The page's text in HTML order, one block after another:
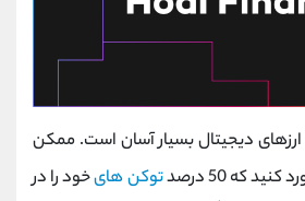
دیجیتال بسیار آسان است. ممکن
که 50 درصد
توکن هایخود را در